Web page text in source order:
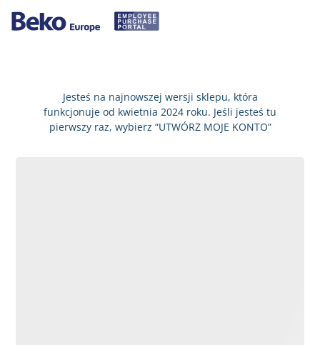
Jesteś na najnowszej wersji sklepu, która
funkcjonuje od kwietnia 2024 roku. Jeśli jesteś tu
pierwszy raz, wybierz “UTWÓRZ MOJE KONTO”